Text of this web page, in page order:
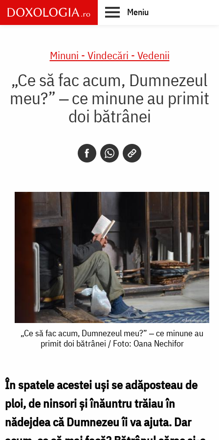
Skip
to
main
Meniu
Minuni - Vindecări - Vedenii
„Ce să fac acum, Dumnezeul
meu?” ‒ ce minune au primit
doi bătrânei
„Ce
acum,
Dumnezeul
meu?”
„Ce să fac acum, Dumnezeul meu?” ‒ ce minune au
primit doi bătrânei / Foto: Oana Nechifor
În spatele acestei uși se adăposteau de
ploi, de ninsori și înăuntru trăiau în
nădejdea că Dumnezeu îi va ajuta. Dar